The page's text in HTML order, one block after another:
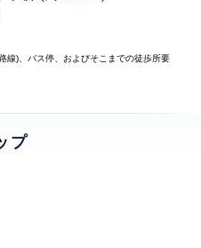
線)、バス停、およびそこまでの徒歩所要
プ